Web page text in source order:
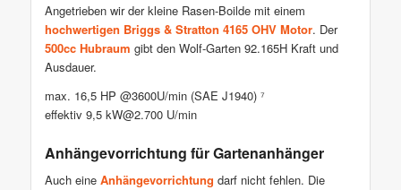
Angetrieben wir der kleine Rasen-Boilde mit einem
hochwertigen Briggs & Stratton 4165 OHV Motor. Der
500cc Hubraum gibt den Wolf-Garten 92.165H Kraft und
Ausdauer.
max. 16,5 HP @3600U/min (SAE J1940) ⁷
effektiv 9,5 kW@2.700 U/min
Anhängevorrichtung für Gartenanhänger
Auch eine Anhängevorrichtung darf nicht fehlen. Die